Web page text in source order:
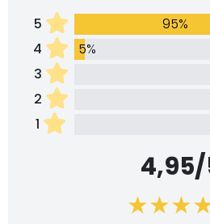
5 95%
4
5%
3
2
1